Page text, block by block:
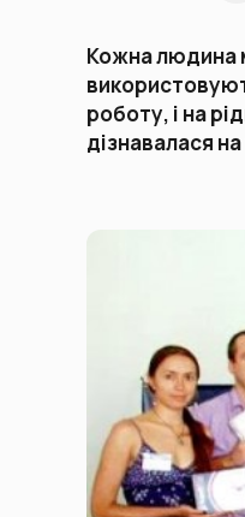
Кожна людина
роботу, і на
дізнавалася